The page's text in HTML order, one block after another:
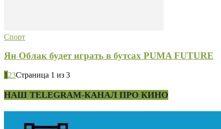
Спорт
Ян Облак будет играть в бутсах PUMA FUTURE
1 23Страница 1 из 3
НАШ TELEGRAM-КАНАЛ ПРО КИНО